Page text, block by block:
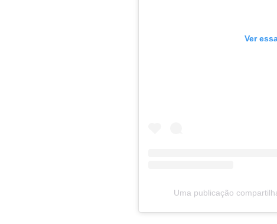
Ver
Uma publicação